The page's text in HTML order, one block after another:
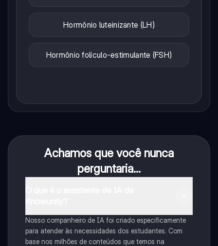
Hormônio luteinizante (LH)
Hormônio folículo-estimulante (FSH)
Achamos que você nunca
perguntaria...
Nosso companheiro de IA foi criado especificamente
para atender às necessidades dos estudantes. Com
base nos milhões de conteúdos que temos na